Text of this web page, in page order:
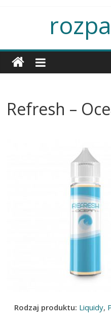
Refresh –
Rodzaj produktu: Liquidy,